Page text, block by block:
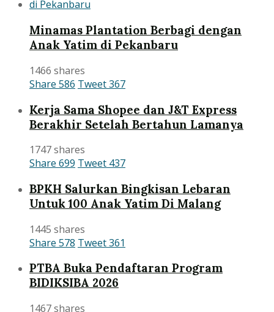
Minamas Plantation Berbagi dengan
Anak Yatim di Pekanbaru
1466 shares
Share 586 Tweet367
Kerja Sama Shopee dan J&T Express
Berakhir Setelah Bertahun Lamanya
1747 shares
Share 699 Tweet 437
BPKH Salurkan Bingkisan Lebaran
Untuk 100 Anak Yatim Di Malang
1445 shares
Share 578 Tweet361
PTBA Buka Pendaftaran Program
BIDIKSIBA 2026
1467 shares